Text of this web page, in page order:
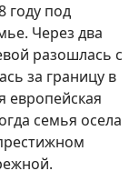
году под
Через два
разошлась с
за границу в
европейская
семья осела